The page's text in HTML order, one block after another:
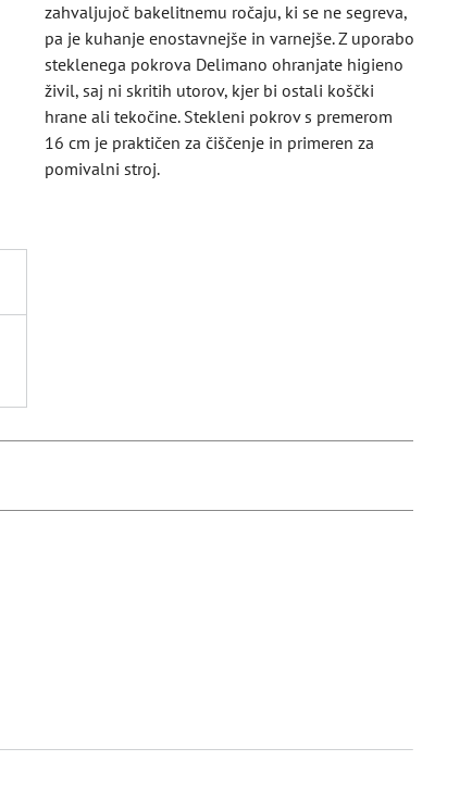
zahvaljujoč bakelitnemu ročaju, ki se ne segreva,
pa je kuhanje enostavnejše in varnejše. Z uporabo
steklenega pokrova Delimano ohranjate higieno
živil, saj ni skritih utorov, kjer bi ostali koščki
hrane ali tekočine. Stekleni pokrov s premerom
16 cm je praktičen za čiščenje in primeren za
pomivalni stroj.